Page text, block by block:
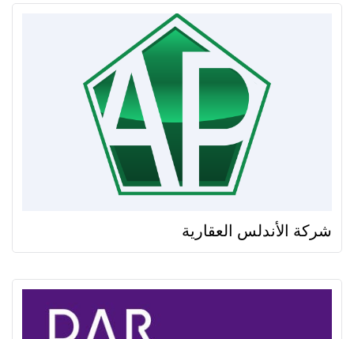
شركة الأندلس العقارية